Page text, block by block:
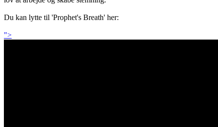
Du kan lytte til 'Prophet's Breath' her:
">